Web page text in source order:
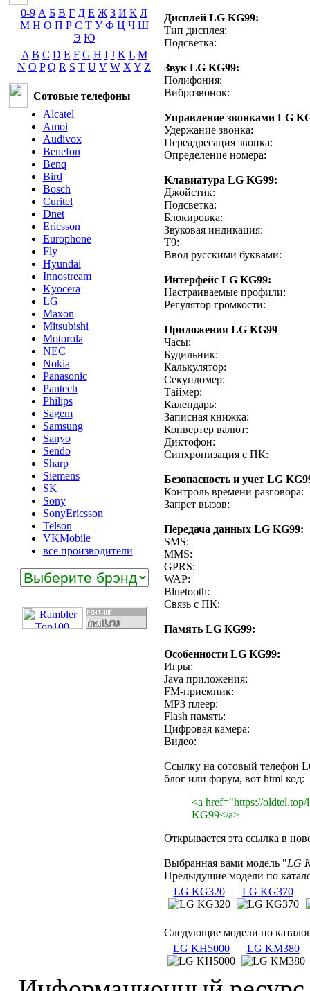
0-9 А Б В Г Д Е Ж З И К Л
М Н О П Р С Т У Ф Ц Ч Ш
Э Ю
A B C D E F G H I J K L M
N O P Q R S T U V W X Y Z
Сотовые телефоны
Alcatel
Amoi
Audivox
Benefon
Benq
Bird
Bosch
Curitel
Dnet
Ericsson
Europhone
Fly
Hyundai
Innostream
Kyocera
LG
Maxon
Mitsubishi
Motorola
NEC
Nokia
Panasonic
Pantech
Philips
Sagem
Samsung
Sanyo
Sendo
Sharp
Siemens
SK
Sony
SonyEricsson
Telson
VKMobile
все производители
Дисплей LG KG99:
Тип дисплея:
Подсветка:
Звук LG KG99:
Полифония:
Виброзвонок:
Управление звонками LG
Удержание звонка:
Переадресация звонка:
Определение номера:
Клавиатура LG KG99:
Джойстик:
Подсветка:
Блокировка:
Звуковая индикация:
T9:
Ввод русскими буквами:
Интерфейс LG KG99:
Настраиваемые профили:
Регулятор громкости:
Приложения LG KG99
Часы:
Будильник:
Калькулятор:
Секундомер:
Таймер:
Календарь:
Записная книжка:
Конвертер валют:
Диктофон:
Синхронизация с ПК:
Безопасность и учет LG
Контроль времени разговора:
Запрет вызов:
Передача данных LG KG99:
SMS:
MMS:
GPRS:
WAP:
Bluetooth:
Связь с ПК:
Память LG KG99:
Особенности LG KG99:
Игры:
Java приложения:
FM-приемник:
MP3 плеер:
Flash память:
Цифровая камера:
Видео:
Ссылку на сотовый телефон
блог или форум, вот html код:
<a href="https://
KG99</a>
Открывается эта ссылка в
Выбранная вами модель "LG
Предыдущие модели по
LG KG320
LG KG370
Следующие модели по
LG KH5000
LG KM380